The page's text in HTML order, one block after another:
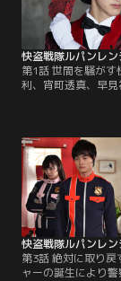
第1話 世間を騒がす
利、宵町透真、早
グラーと戦う快盗
ャー。彼らの次の
石を盗んだ後、店
続宝石強盗犯ガラ
にするコレクション
第3話 絶対に取り戻
ャーの誕生により